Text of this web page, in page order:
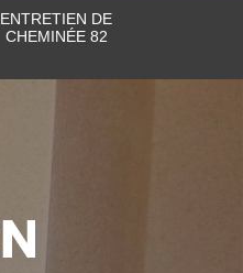
ENTRETIEN DE
CHEMINÉE 82